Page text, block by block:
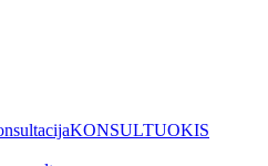
KONSULTUOKIS